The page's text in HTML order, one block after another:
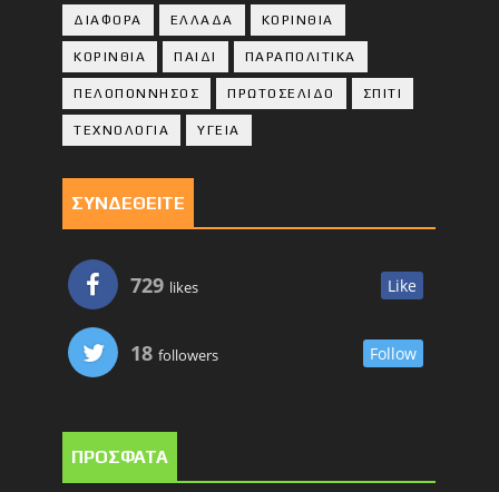
ΔΙΑΦΟΡΑ ΕΛΛΑΔΑ ΚΟΡΙΝΘΙΑ
ΚΟΡΙΝΘΙA ΠΑΙΔΙ ΠΑΡΑΠΟΛΙΤΙΚΑ
ΠΕΛΟΠΟΝΝΗΣΟΣ ΠΡΩΤΟΣΕΛΙΔΟ ΣΠΙΤΙ
ΤΕΧΝΟΛΟΓΙΑ ΥΓΕΙΑ
ΣΥΝΔΕΘΕΙΤΕ
729 likes Like
18 followers Follow
ΠΡΟΣΦΑΤΑ